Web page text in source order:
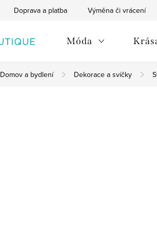
Doprava a platba Výměna či vrácení
Móda
Domov a bydlení Dekorace a svíčky